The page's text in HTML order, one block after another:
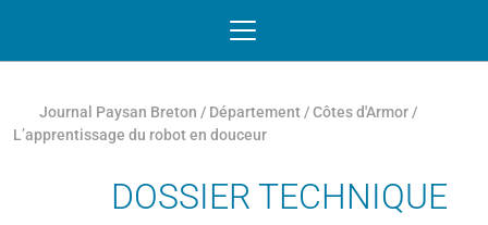
Journal Paysan Breton / Département /Côtes d'Armor /
L’apprentissage du robot en douceur
DOSSIER TECHNIQUE